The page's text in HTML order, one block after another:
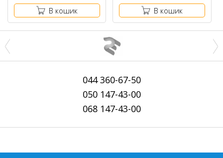
В кошик В кошик
044360-67-50
050147-43-00
068147-43-00